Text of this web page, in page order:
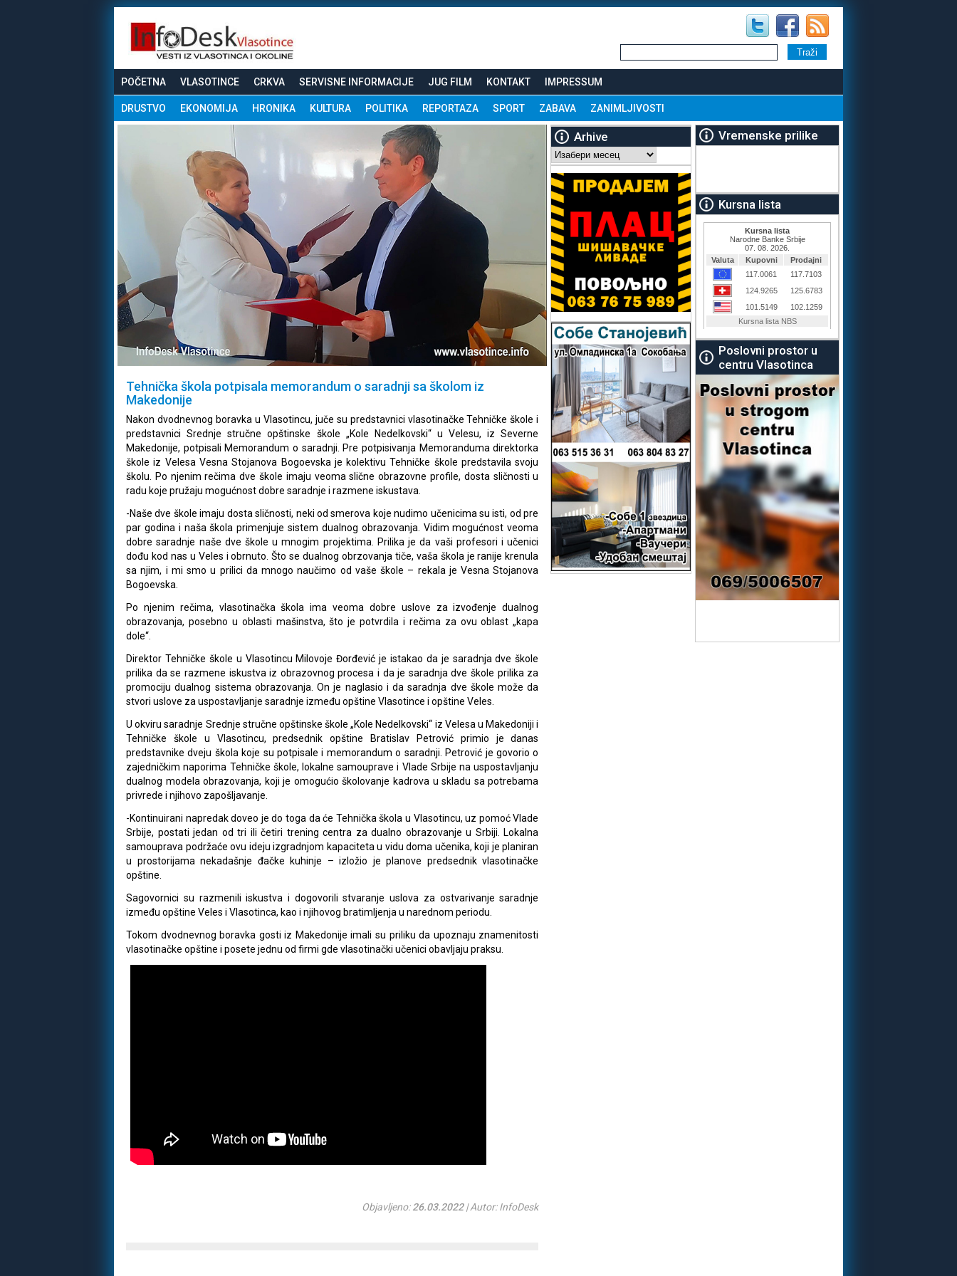
POČETNA VLASOTINCE CRKVA SERVISNE INFORMACIJE JUG FILM KONTAKT IMPRESSUM
DRUSTVO EKONOMIJA HRONIKA KULTURA POLITIKA REPORTAZA SPORT ZABAVA ZANIMLJIVOSTI
Tehnička škola potpisala memorandum o saradnji sa školom iz
Makedonije
Nakon dvodnevnog boravka u Vlasotincu, juče su predstavnici vlasotinačke Tehničke škole i
predstavnici Srednje stručne opštinske škole „Kole Nedelkovski“ u Velesu, iz Severne
Makedonije, potpisali Memorandum o saradnji. Pre potpisivanja Memoranduma direktorka
škole iz Velesa Vesna Stojanova Bogoevska je kolektivu Tehničke škole predstavila svoju
školu. Po njenim rečima dve škole imaju veoma slične obrazovne profile, dosta sličnosti u
radu koje pružaju mogućnost dobre saradnje i razmene iskustava.
-Naše dve škole imaju dosta sličnosti, neki od smerova koje nudimo učenicima su isti, od pre
par godina i naša škola primenjuje sistem dualnog obrazovanja. Vidim mogućnost veoma
dobre saradnje naše dve škole u mnogim projektima. Prilika je da vaši profesori i učenici
dođu kod nas u Veles i obrnuto. Što se dualnog obrzovanja tiče, vaša škola je ranije krenula
sa njim, i mi smo u prilici da mnogo naučimo od vaše škole – rekala je Vesna Stojanova
Bogoevska.
Po njenim rečima, vlasotinačka škola ima veoma dobre uslove za izvođenje dualnog
obrazovanja, posebno u oblasti mašinstva, što je potvrdila i rečima za ovu oblast „kapa
dole“.
Direktor Tehničke škole u Vlasotincu Milovoje Đorđević je istakao da je saradnja dve škole
prilika da se razmene iskustva iz obrazovnog procesa i da je saradnja dve škole prilika za
promociju dualnog sistema obrazovanja. On je naglasio i da saradnja dve škole može da
stvori uslove za uspostavljanje saradnje između opštine Vlasotince i opštine Veles.
U okviru saradnje Srednje stručne opštinske škole „Kole Nedelkovski“ iz Velesa u Makedoniji i
Tehničke škole u Vlasotincu, predsednik opštine Bratislav Petrović primio je danas
predstavnike dveju škola koje su potpisale i memorandum o saradnji. Petrović je govorio o
zajedničkim naporima Tehničke škole, lokalne samouprave i Vlade Srbije na uspostavljanju
dualnog modela obrazovanja, koji je omogućio školovanje kadrova u skladu sa potrebama
privrede i njihovo zapošljavanje.
-Kontinuirani napredak doveo je do toga da će Tehnička škola u Vlasotincu, uz pomoć Vlade
Srbije, postati jedan od tri ili četiri trening centra za dualno obrazovanje u Srbiji. Lokalna
samouprava podržaće ovu ideju izgradnjom kapaciteta u vidu doma učenika, koji je planiran
u prostorijama nekadašnje đačke kuhinje – izložio je planove predsednik vlasotinačke
opštine.
Sagovornici su razmenili iskustva i dogovorili stvaranje uslova za ostvarivanje saradnje
između opštine Veles i Vlasotinca, kao i njihovog bratimljenja u narednom periodu.
Tokom dvodnevnog boravka gosti iz Makedonije imali su priliku da upoznaju znamenitosti
vlasotinačke opštine i posete jednu od firmi gde vlasotinački učenici obavljaju praksu.
Objavljeno:26.03.2022| Autor: InfoDesk
Arhive
Arhive
Vremenske prilike
Kursna lista
Poslovni prostor u
centru Vlasotinca